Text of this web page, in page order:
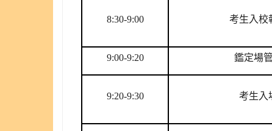
8:30-9:00 考生入校
9:00-9:20 鑑定場
9:20-9:30 考生入